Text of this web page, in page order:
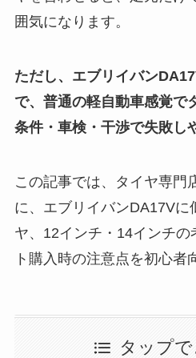
囲気になります。
ただし、エブリイバン
で、普通の軽自動車感覚で
条件・車検・干渉で失敗し
この記事では、タイヤ専門
に、エブリイバンDA17Vに
ヤ、12インチ・14インチの
ト購入時の注意点を初心者
タップ